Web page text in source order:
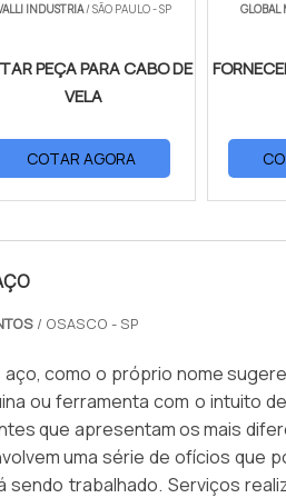
INDUSTRIA/ SÃO PAULO - SP
PEÇA PARA CABO DE
VELA
COTAR AGORA
GLOBAL
/ OSASCO - SP
como o próprio nome
ou ferramenta com o intuito
que apresentam os mais
uma série de ofícios que
sendo trabalhado. Serviços